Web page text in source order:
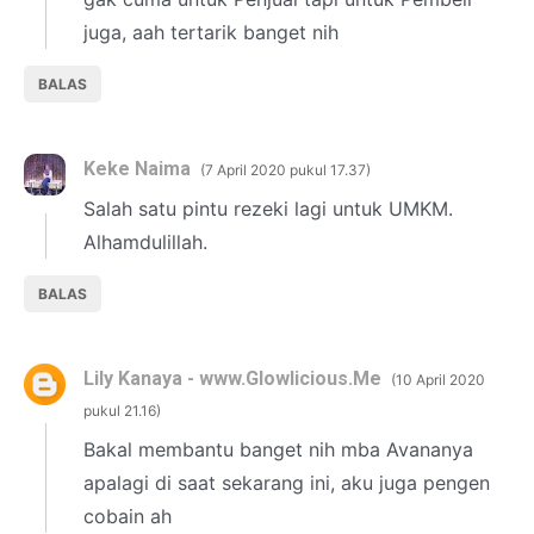
juga, aah tertarik banget nih
BALAS
Keke Naima 7 April 2020 pukul 17.37
Salah satu pintu rezeki lagi untuk UMKM.
Alhamdulillah.
BALAS
Lily Kanaya - www.Glowlicious.Me
10 April 2020
pukul 21.16
Bakal membantu banget nih mba Avananya
apalagi di saat sekarang ini, aku juga pengen
cobain ah